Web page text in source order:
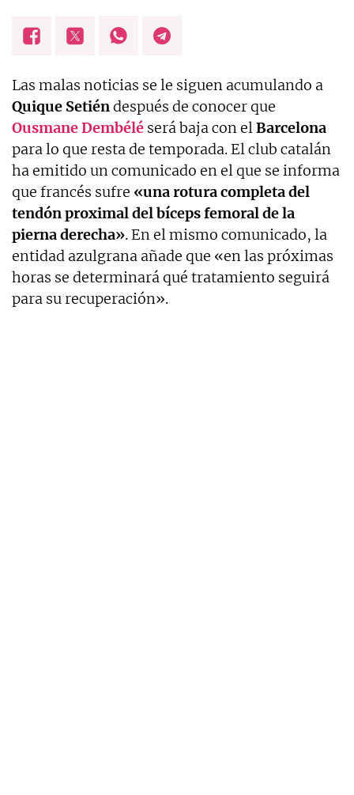
Las malas noticias se le siguen acumulando a
Quique Setiéndespués de conocer que
Ousmane Dembélé será baja con elBarcelona
para lo que resta de temporada. El club catalán
ha emitido un comunicado en el que se informa
que francés sufre «una rotura completa del
tendón proximal del bíceps femoral de la
pierna derecha». En el mismo comunicado, la
entidad azulgrana añade que «en las próximas
horas se determinará qué tratamiento seguirá
para su recuperación».